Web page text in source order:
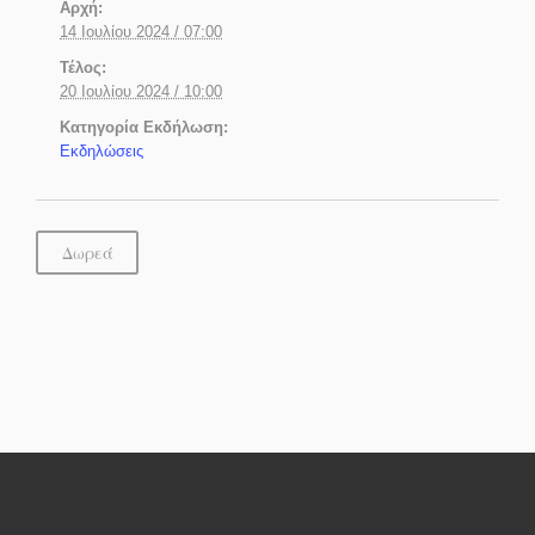
Αρχή:
14 Ιουλίου 2024 / 07:00
Τέλος:
20 Ιουλίου 2024 / 10:00
Κατηγορία Εκδήλωση:
Εκδηλώσεις
Δωρεά